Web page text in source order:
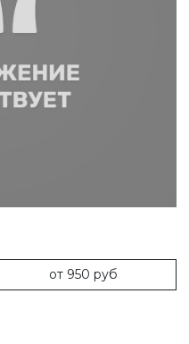
от 950 руб